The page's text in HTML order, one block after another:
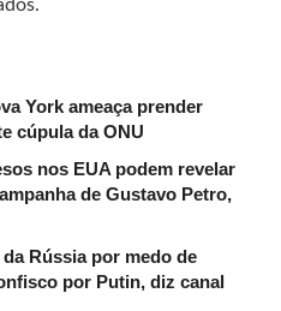
York ameaça prender
cúpula da ONU
nos EUA podem revelar
de Gustavo Petro,
Rússia por medo de
por Putin, diz canal